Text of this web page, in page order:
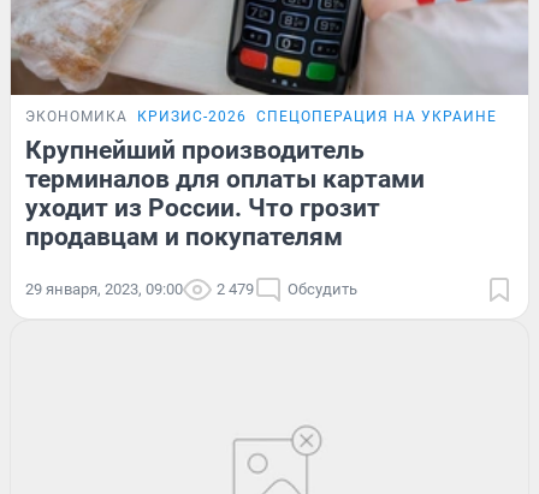
ЭКОНОМИКА КРИЗИС-2026 СПЕЦОПЕРАЦИЯ НА УКРАИНЕ
Крупнейший производитель
терминалов для оплаты картами
уходит из России. Что грозит
продавцам и покупателям
29 января, 2023, 09:00 2 479 Обсудить